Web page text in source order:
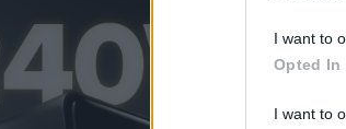
I want to
Opted In
I want to